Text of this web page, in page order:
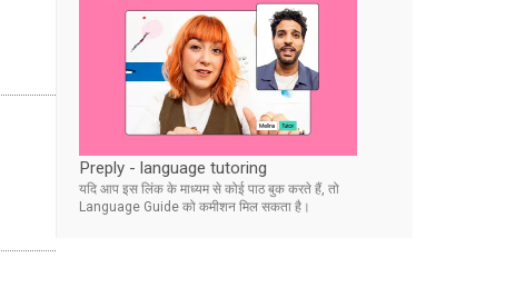
Preply - language tutoring
यदि आप इस लिंक के माध्यम से कोई पाठ बुक करते हैं, तो
Language Guide को कमीशन मिल सकता है।